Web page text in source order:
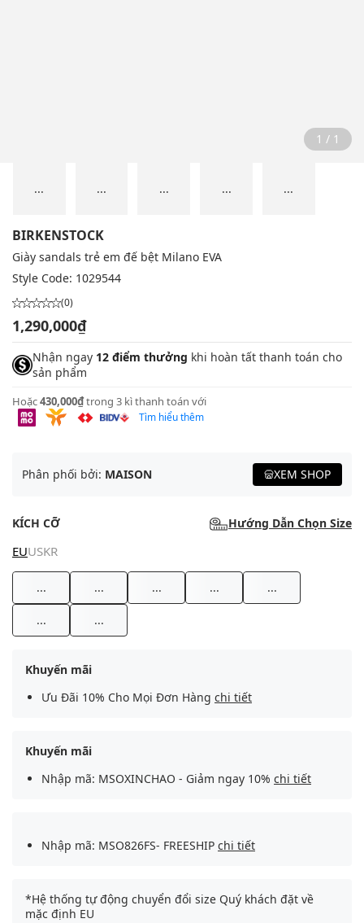
1 / 1
... ... ... ... ...
BIRKENSTOCK
Giày sandals trẻ em đế bệt Milano EVA
Style Code: 1029544
(0)
1,290,000₫
Nhận ngay 12 điểm thưởng khi hoàn tất thanh toán cho
sản phẩm
Hoặc430,000₫trong 3 kì thanh toán với
Tìm hiểu thêm
Phân phối bởi: MAISON XEM SHOP
KÍCH CỠ Hướng Dẫn Chọn Size
EUUSKR
... ... ... ... ...
... ...
Khuyến mãi
Ưu Đãi 10% Cho Mọi Đơn Hàng chi tiết
Khuyến mãi
Nhập mã: MSOXINCHAO - Giảm ngay 10% chi tiết
Nhập mã: MSO826FS- FREESHIP chi tiết
*Hệ thống tự động chuyển đổi size Quý khách đặt về
mặc định EU